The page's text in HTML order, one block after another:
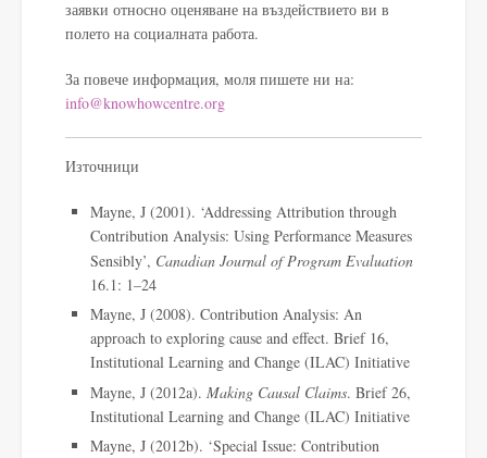
заявки относно оценяване на въздействието ви в
полето на социалната работа.
За повече информация, моля пишете ни на:
info@knowhowcentre.org
Източници
Mayne, J (2001). ‘Addressing Attribution through
Contribution Analysis: Using Performance Measures
Sensibly’, Canadian Journal of Program Evaluation
16.1: 1–24
Mayne, J (2008). Contribution Analysis: An
approach to exploring cause and effect. Brief 16,
Institutional Learning and Change (ILAC) Initiative
Mayne, J (2012a). Making Causal Claims. Brief 26,
Institutional Learning and Change (ILAC) Initiative
Mayne, J (2012b). ‘Special Issue: Contribution